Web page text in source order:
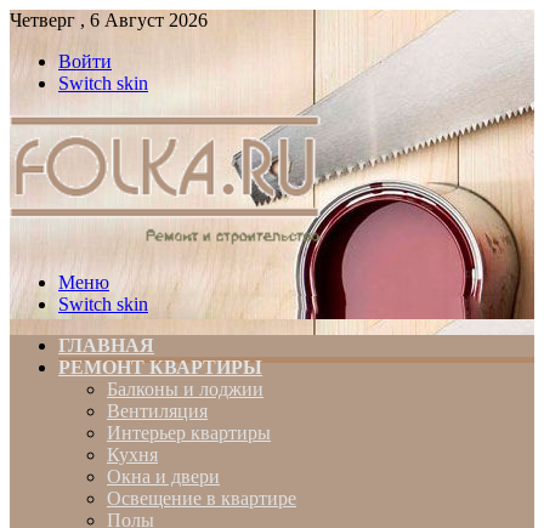
Четверг , 6 Август 2026
Войти
Switch skin
Меню
Switch skin
ГЛАВНАЯ
РЕМОНТ КВАРТИРЫ
Балконы и лоджии
Вентиляция
Интерьер квартиры
Кухня
Окна и двери
Освещение в квартире
Полы